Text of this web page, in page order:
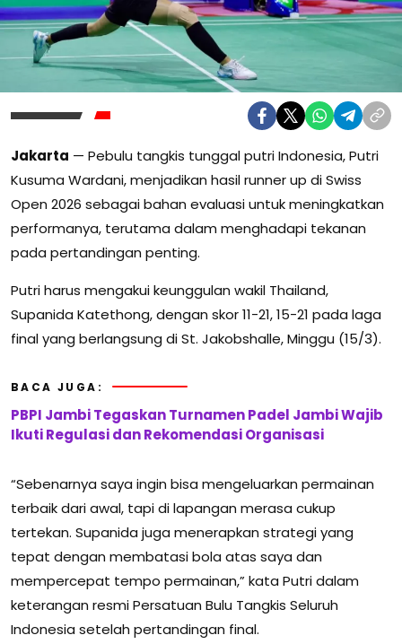
Jakarta — Pebulu tangkis tunggal putri Indonesia,Putri
Kusuma Wardani, menjadikan hasil runner up diSwiss
Open 2026 sebagai bahan evaluasi untuk meningkatkan
performanya, terutama dalam menghadapi tekanan
pada pertandingan penting.
Putri harus mengakui keunggulan wakil Thailand,
Supanida Katethong, dengan skor 11-21, 15-21 pada laga
final yang berlangsung diSt. Jakobshalle, Minggu (15/3).
BACA JUGA:
PBPI Jambi Tegaskan Turnamen Padel Jambi Wajib
Ikuti Regulasi dan Rekomendasi Organisasi
“Sebenarnya saya ingin bisa mengeluarkan permainan
terbaik dari awal, tapi di lapangan merasa cukup
tertekan. Supanida juga menerapkan strategi yang
tepat dengan membatasi bola atas saya dan
mempercepat tempo permainan,” kata Putri dalam
keterangan resmiPersatuan Bulu Tangkis Seluruh
Indonesia setelah pertandingan final.